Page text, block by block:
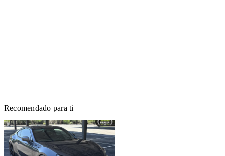
Recomendado para ti